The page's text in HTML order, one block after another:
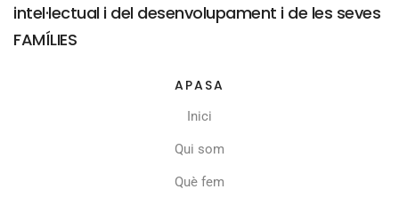
intel·lectual i del desenvolupament i de les seves
FAMÍLIES
APASA
Inici
Qui som
Què fem